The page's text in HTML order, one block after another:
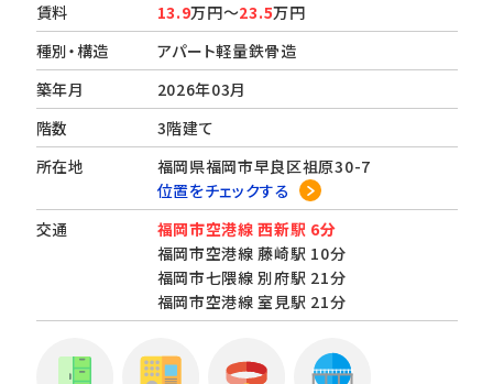
賃料
13.9万円～23.5万円
種別・構造
アパート軽量鉄骨造
築年月
2026年03月
階数
3階建て
所在地
福岡県福岡市早良区祖原30-7
位置をチェックする
交通
福岡市空港線 西新駅 6分
福岡市空港線 藤崎駅 10分
福岡市七隈線 別府駅 21分
福岡市空港線 室見駅 21分